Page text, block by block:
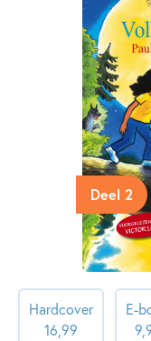
Deel 2
Hardcover
16,99
E-
9,